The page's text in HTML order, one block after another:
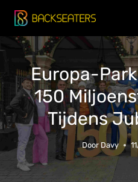
Doorgaan
naar
inhoud
Europa-
150
Tijdens
Door Davy